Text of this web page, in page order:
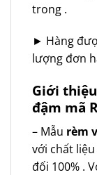
trong .
► Hàng
lượng đơn
Giới
đậm mã
– Mẫu rèm
với chất
đối 100% .